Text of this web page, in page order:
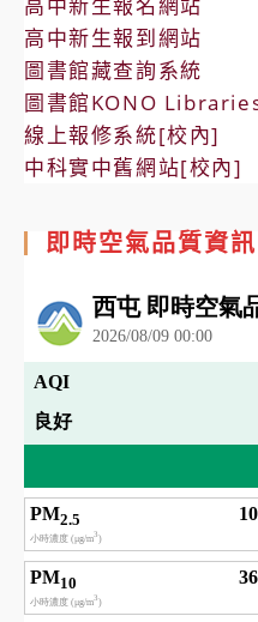
高中新生報名網站
高中新生報到網站
圖書館藏查詢系統
圖書館KONO
線上報修系統[校內]
中科實中舊網站[校內]
即時空氣品質資訊